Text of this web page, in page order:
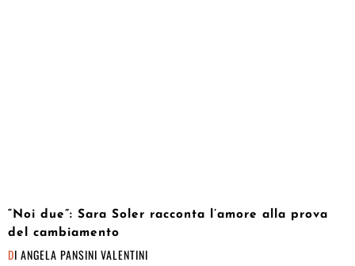
“Noi due”: Sara Soler racconta l’amore alla prova
del cambiamento
DI ANGELA PANSINI VALENTINI